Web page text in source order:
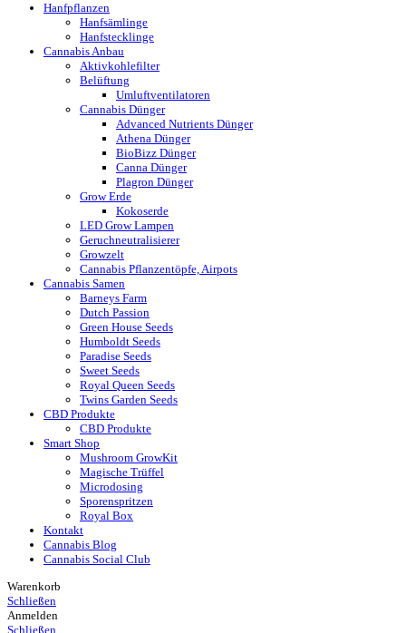
Hanfpflanzen
Hanfsämlinge
Hanfstecklinge
Cannabis Anbau
Aktivkohlefilter
Belüftung
Umluftventilatoren
Cannabis Dünger
Advanced Nutrients Dünger
Athena Dünger
BioBizz Dünger
Canna Dünger
Plagron Dünger
Grow Erde
Kokoserde
LED Grow Lampen
Geruchneutralisierer
Growzelt
Cannabis Pflanzentöpfe, Airpots
Cannabis Samen
Barneys Farm
Dutch Passion
Green House Seeds
Humboldt Seeds
Paradise Seeds
Sweet Seeds
Royal Queen Seeds
Twins Garden Seeds
CBD Produkte
CBD Produkte
Smart Shop
Mushroom GrowKit
Magische Trüffel
Microdosing
Sporenspritzen
Royal Box
Kontakt
Cannabis Blog
Cannabis Social Club
Warenkorb
Schließen
Anmelden
Schließen